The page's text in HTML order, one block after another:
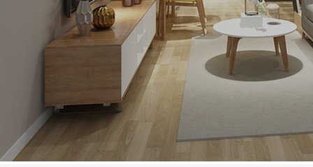
手机
公司
邮箱